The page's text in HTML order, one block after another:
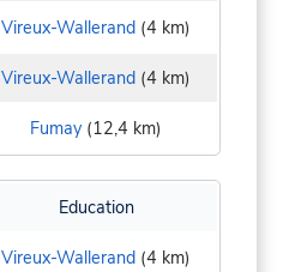
Vireux-Wallerand (4 km)
Vireux-Wallerand (4 km)
Fumay (12,4 km)
Education
Vireux-Wallerand (4 km)